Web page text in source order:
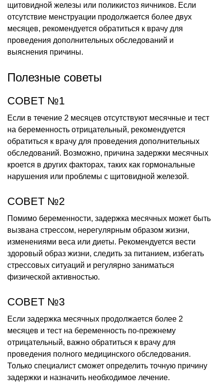
щитовидной железы или поликистоз яичников. Если
отсутствие менструации продолжается более двух
месяцев, рекомендуется обратиться к врачу для
проведения дополнительных обследований и
выяснения причины.
Полезные советы
СОВЕТ №1
Если в течение 2 месяцев отсутствуют месячные и тест
на беременность отрицательный, рекомендуется
обратиться к врачу для проведения дополнительных
обследований. Возможно, причина задержки месячных
кроется в других факторах, таких как гормональные
нарушения или проблемы с щитовидной железой.
СОВЕТ №2
Помимо беременности, задержка месячных может быть
вызвана стрессом, нерегулярным образом жизни,
изменениями веса или диеты. Рекомендуется вести
здоровый образ жизни, следить за питанием, избегать
стрессовых ситуаций и регулярно заниматься
физической активностью.
СОВЕТ №3
Если задержка месячных продолжается более 2
месяцев и тест на беременность по-прежнему
отрицательный, важно обратиться к врачу для
проведения полного медицинского обследования.
Только специалист сможет определить точную причину
задержки и назначить необходимое лечение.